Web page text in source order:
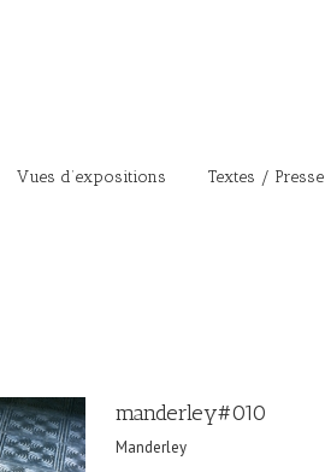
Vues d’expositions Textes / Presse
manderley#010
Manderley